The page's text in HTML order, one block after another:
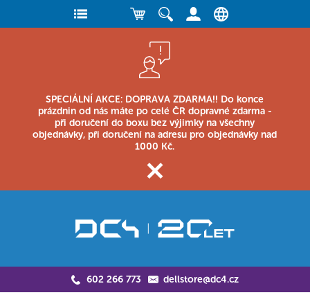
SPECIÁLNÍ AKCE: DOPRAVA ZDARMA!! Do konce
prázdnin od nás máte po celé ČR dopravné zdarma -
při doručení do boxu bez výjimky na všechny
objednávky, při doručení na adresu pro objednávky nad
1000 Kč.
602 266 773 dellstore@dc4.cz